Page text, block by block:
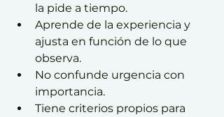
la pide a tiempo.
Aprende de la experiencia y
ajusta en función de lo que
observa.
No confunde urgencia con
importancia.
Tiene criterios propios para